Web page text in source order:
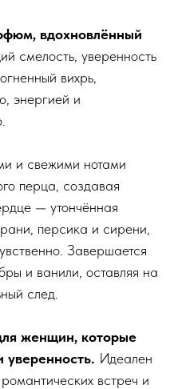
вдохновлённый
смелость, уверенность
вихрь,
энергией и
и свежими нотами
перца, создавая
— утончённая
персика и сирени,
Завершается
и ванили, оставляя на
след.
женщин, которые
уверенность. Идеален
встреч и